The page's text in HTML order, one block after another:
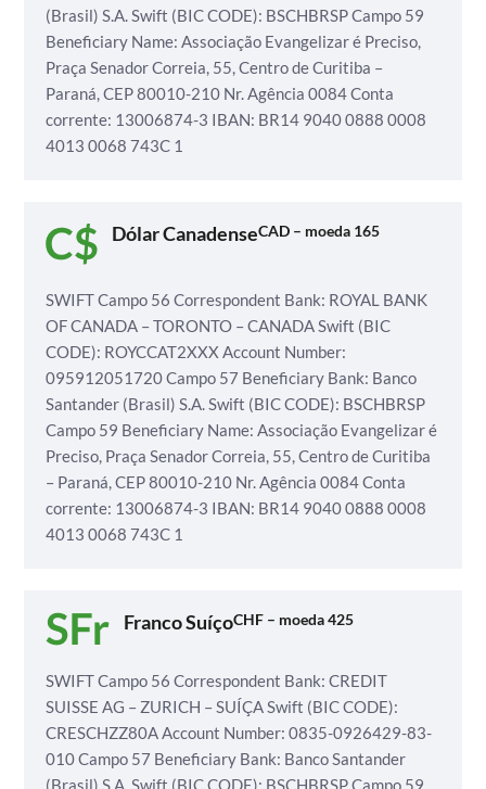
(Brasil) S.A.Swift (BIC CODE): BSCHBRSPCampo 59
Beneficiary Name: Associação Evangelizar é Preciso,
Praça Senador Correia, 55, Centro de Curitiba –
Paraná, CEP 80010-210 Nr. Agência 0084Conta
corrente: 13006874-3 IBAN: BR14 9040 0888 0008
4013 0068 743C 1
Dólar CanadenseCAD – moeda 165
SWIFTCampo 56 Correspondent Bank: ROYAL BANK
OF CANADA – TORONTO – CANADASwift (BIC
CODE): ROYCCAT2XXX Account Number:
095912051720Campo 57 Beneficiary Bank: Banco
Santander (Brasil) S.A.Swift (BIC CODE): BSCHBRSP
Campo 59 Beneficiary Name: Associação Evangelizar é
Preciso, Praça Senador Correia, 55, Centro de Curitiba
– Paraná, CEP 80010-210 Nr. Agência 0084Conta
corrente: 13006874-3 IBAN: BR14 9040 0888 0008
4013 0068 743C 1
Franco SuíçoCHF – moeda 425
SWIFTCampo 56 Correspondent Bank: CREDIT
SUISSE AG – ZURICH – SUÍÇASwift (BIC CODE):
CRESCHZZ80AAccount Number: 0835-0926429-83-
010Campo 57 Beneficiary Bank: Banco Santander
(Brasil) S.A. Swift (BIC CODE): BSCHBRSPCampo 59